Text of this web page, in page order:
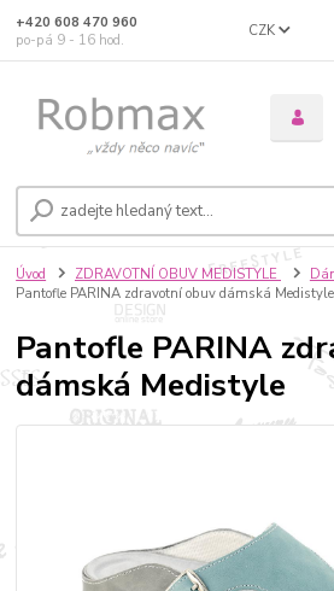
CZK
+420 608 470 960
po-pá 9 - 16 hod.
Úvod ZDRAVOTNÍ OBUV MEDISTYLE
Pantofle PARINA zdravotní obuv dámská Medistyle
Pantofle PARINA
dámská Medistyle